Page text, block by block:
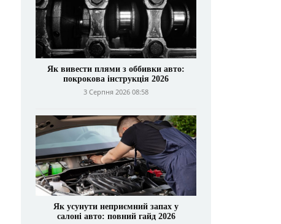
Як вивести плями з оббивки авто:
покрокова інструкція 2026
3 Серпня 2026 08:58
Як усунути неприємний запах у
салоні авто: повний гайд 2026